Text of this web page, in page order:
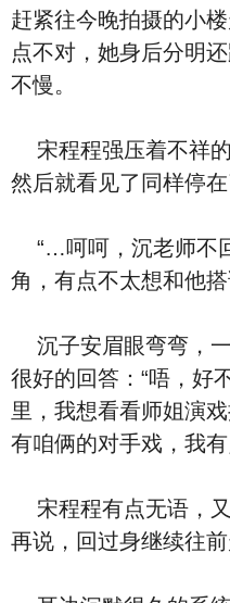
赶紧往今晚拍摄的小
点不对，她身后分明
不慢。
宋程程强压着不祥的
然后就看见了同样停在
“…呵呵，沉老师不
角，有点不太想和他搭
沉子安眉眼弯弯，
很好的回答：“唔，好
里，我想看看师姐演
有咱俩的对手戏，我
宋程程有点无语，
再说，回过身继续往前